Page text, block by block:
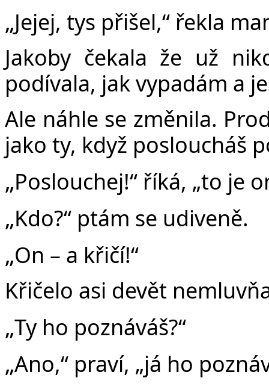
„Jejej, tys přišel,“ řekla
Jakoby čekala že už
podívala, jak vypadám a
Ale náhle se změnila.
jako ty, když posloucháš
„Poslouchej!“ říká, „to je
„Kdo?“ ptám se udiveně.
„On – a křičí!“
Křičelo asi devět
„Ty ho poznáváš?“
„Ano,“ praví, „já ho